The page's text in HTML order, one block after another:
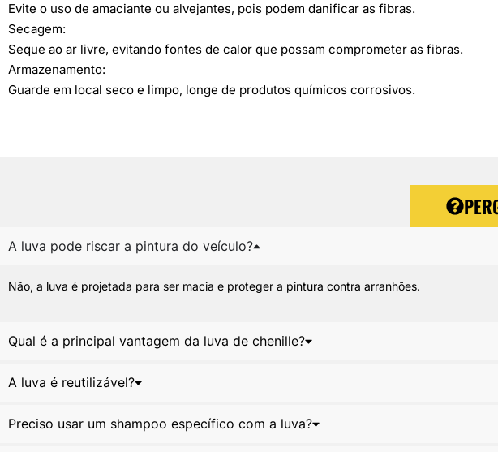
Evite o uso de amaciante ou alvejantes, pois podem danificar as fibras.
Secagem:
Seque ao ar livre, evitando fontes de calor que possam comprometer as fibras.
Armazenamento:
Guarde em local seco e limpo, longe de produtos químicos corrosivos.
A luva pode riscar a pintura do veículo?
Não, a luva é projetada para ser macia e proteger a pintura contra arranhões.
Qual é a principal vantagem da luva de chenille?
A luva é reutilizável?
Preciso usar um shampoo específico com a luva?